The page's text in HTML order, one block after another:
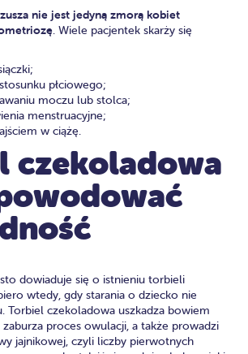
nie jest jedyną zmorą kobiet
. Wiele pacjentek skarży się
płciowego;
moczu lub stolca;
menstruacyjne;
w ciążę.
czekoladowa
dowiaduje się o istnieniu torbieli
wtedy, gdy starania o dziecko nie
Torbiel czekoladowa uszkadza bowiem
proces owulacji, a także prowadzi
jajnikowej, czyli liczby pierwotnych